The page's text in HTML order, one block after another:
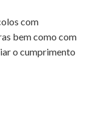
com
bem como com
o cumprimento